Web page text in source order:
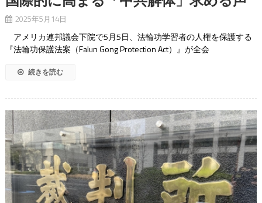
2025年5月14日
アメリカ連邦議会下院で5月5日、法輪功学習者の人権を保護する
『法輪功保護法案（Falun Gong Protection Act）』が全会
続きを読む